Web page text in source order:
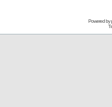
Powered by